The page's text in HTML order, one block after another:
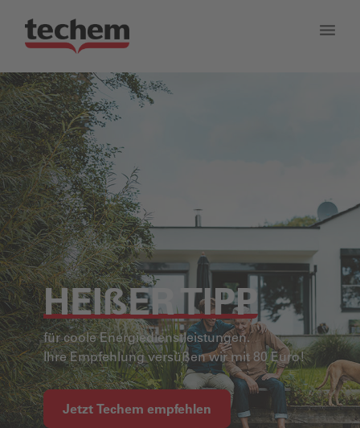
HEIßER TIPP
für coole Energiedienstleistungen.
Ihre Empfehlung versüßen wir mit 80 Euro!
Jetzt Techem empfehlen